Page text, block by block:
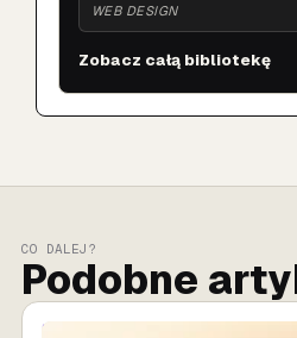
WEB DESIGN
Zobacz całą bibliotekę
CO DALEJ?
Podobne
SPRZEDAŻ AI